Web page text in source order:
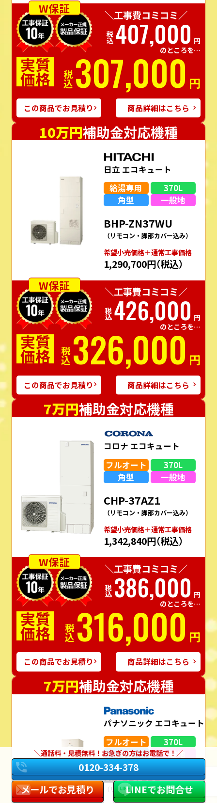
W保証
＼工事費コミコミ／
税込407,000 円
のところを…
実質
価格 税込307,000 円
この商品でお見積り 商品詳細はこちら
10万円補助金対応機種
日立 エコキュート
給湯専用
370L
角型
一般地
BHP-ZN37WU
（リモコン・脚部カバー込み）
希望⼩売価格＋通常⼯事価格
1,290,700円（税込）
W保証
＼工事費コミコミ／
税込426,000 円
のところを…
実質
価格 税込326,000 円
この商品でお見積り 商品詳細はこちら
7万円補助金対応機種
コロナ エコキュート
フルオート
370L
角型
一般地
CHP-37AZ1
（リモコン・脚部カバー込み）
希望⼩売価格＋通常⼯事価格
1,342,840円（税込）
W保証
＼工事費コミコミ／
税込 386,000 円
のところを…
実質
価格 税込316,000 円
この商品でお見積り 商品詳細はこちら
7万円補助金対応機種
パナソニック エコキュート
フルオート
370L
角型
一般地
HE-S37LQS
（リモコン・脚部カバー込み）
通話料・見積無料！お急ぎの方はお電話で！
0120-334-378
メールでお見積り
LINEでお問合せ